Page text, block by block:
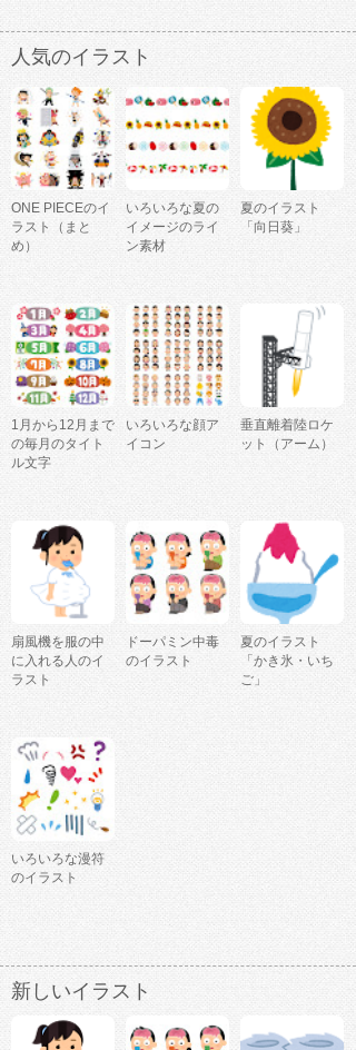
人気のイラスト
ONE PIECEのイ
ラスト（まと
め）
いろいろな夏の
イメージのライ
ン素材
夏のイラスト
「向日葵」
1月から12月まで
の毎月のタイト
ル文字
いろいろな顔ア
イコン
垂直離着陸ロケ
ット（アーム）
扇風機を服の中
に入れる人のイ
ラスト
ドーパミン中毒
のイラスト
夏のイラスト
「かき氷・いち
ご」
いろいろな漫符
のイラスト
新しいイラスト